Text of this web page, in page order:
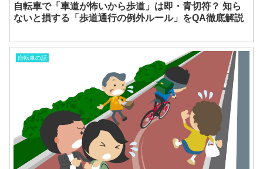
自転車で「車道が怖いから歩道」は即・青切符？ 知ら
ないと損する「歩道通行の例外ルール」をQA徹底解説
自転車の話